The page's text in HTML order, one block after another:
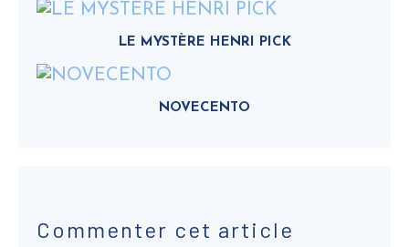
LE MYSTÈRE HENRI PICK
NOVECENTO
Commenter cet article